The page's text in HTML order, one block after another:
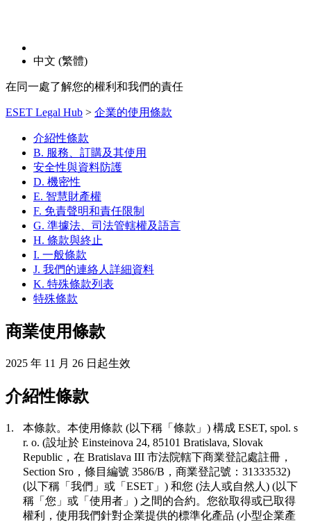
中文 (繁體)
在同一處了解您的權利和我們的責任
ESET Legal Hub > 企業的使用條款
介紹性條款
B. 服務、訂購及其使用
安全性與資料防護
D. 機密性
E. 智慧財產權
F. 免責聲明和責任限制
G. 準據法、司法管轄權及語言
H. 條款與終止
I. 一般條款
J. 我們的連絡人詳細資料
K. 特殊條款列表
特殊條款
商業使用條款
2025 年 11 月 26 日起生效
介紹性條款
1. 本條款。 本使用條款 (以下稱「 條款 」) 構成 ESET, spol. s
r. o. (設址於 Einsteinova 24, 85101 Bratislava, Slovak
Republic，在 Bratislava III 市法院轄下商業登記處註冊，
Section Sro，條目編號 3586/B，商業登記號：31333532)
(以下稱「 我們 」或「 ESET 」) 和您 (法人或自然人) (以下
稱「 您 」或「 使用者 」) 之間的合約。您欲取得或已取得
權利，使用我們針對企業提供的標準化產品 (小型企業產